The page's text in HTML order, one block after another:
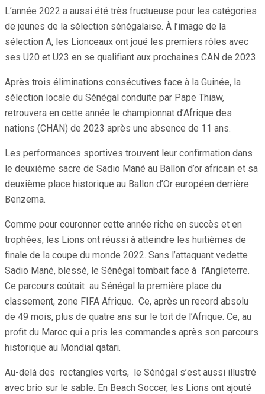
L’année 2022 a aussi été très fructueuse pour les catégories
de jeunes de la sélection sénégalaise. À l’image de la
sélection A, les Lionceaux ont joué les premiers rôles avec
ses U20 et U23 en se qualifiant aux prochaines CAN de 2023.
Après trois éliminations consécutives face à la Guinée, la
sélection locale du Sénégal conduite par Pape Thiaw,
retrouvera en cette année le championnat d’Afrique des
nations (CHAN) de 2023 après une absence de 11 ans.
Les performances sportives trouvent leur confirmation dans
le deuxième sacre de Sadio Mané au Ballon d’or africain et sa
deuxième place historique au Ballon d’Or européen derrière
Benzema.
Comme pour couronner cette année riche en succès et en
trophées, les Lions ont réussi à atteindre les huitièmes de
finale de la coupe du monde 2022. Sans l’attaquant vedette
Sadio Mané, blessé, le Sénégal tombait face à l’Angleterre.
Ce parcours coûtait au Sénégal la première place du
classement, zone FIFA Afrique. Ce, après un record absolu
de 49 mois, plus de quatre ans sur le toit de l’Afrique. Ce, au
profit du Maroc qui a pris les commandes après son parcours
historique au Mondial qatari.
Au-delà des rectangles verts, le Sénégal s’est aussi illustré
avec brio sur le sable. En Beach Soccer, les Lions ont ajouté